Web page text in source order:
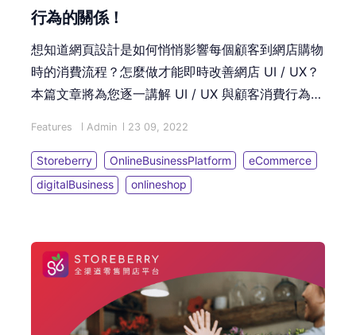
行為的關係！
想知道網頁設計是如何悄悄影響每個顧客到網店購物
時的消費流程？怎麼做才能即時改善網店 UI / UX？
本篇文章將為您逐一講解 UI / UX 與顧客消費行為的
Features Admin 23 09, 2022
Storeberry OnlineBusinessPlatform
eCommerce
digitalBusiness
onlineshop